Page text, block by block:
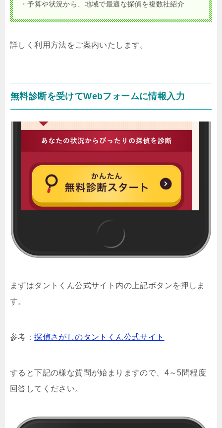
・予算や状況から、地域で最適な探偵を複数社紹介
詳しく利用方法をご案内いたします。
無料診断を受けてWebフォームに情報入力
まずはタントくん公式サイト内の上記ボタンを押しま
す。
参考：探偵さがしのタントくん公式サイト
すると下記の様な質問が始まりますので、4～5問程度
回答してください。